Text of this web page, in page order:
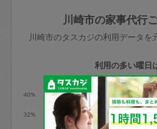
依頼者不在による当日キ
金額の100%＋交通費全額
※例：依頼日時／土曜日
合、水曜日午前9時以降
発生
水曜日9時〜金曜日9時
50%
きた場合は損害保険の対
ご注意ください。
玉、など
あわせてこちらも参照く
はありますか？
川崎市の家事代行
川崎市のタスカジの利用データを
利用の多い曜日
32%
40%